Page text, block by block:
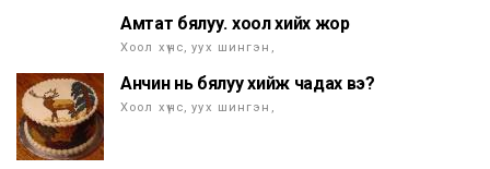
Амтат бялуу. хоол хийх жор
Хоол хүнс, уух шингэн,
Анчин нь бялуу хийж чадах вэ?
Хоол хүнс, уух шингэн,